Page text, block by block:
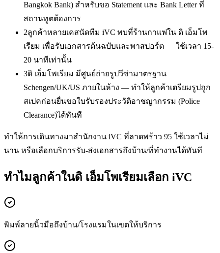
Bangkok Bank) สำหรับขอ Statement และ Bank Letter ที่
สถานทูตต้องการ
2ลูกค้าหลายเคสนัดทีม iVC พบที่ร้านกาแฟใน ดิ เอ็มโพ
เรียม เพื่อรับเอกสารต้นฉบับและพาสปอร์ต — ใช้เวลา 15-
20 นาทีเท่านั้น
3ดิ เอ็มโพเรียม มีศูนย์ถ่ายรูปวีซ่ามาตรฐาน
Schengen/UK/US ภายในห้าง — ทำให้ลูกค้าเตรียมรูปถูก
สเปคก่อนยื่นขอใบรับรองประวัติอาชญากรรม (Police
Clearance)ได้ทันที
ทำให้การเดินทางมาสำนักงาน iVC ที่ลาดพร้าว 95 ใช้เวลาไม่
นาน หรือเลือกบริการรับ-ส่งเอกสารถึงบ้าน/ที่ทำงานได้ทันที
ทำไมลูกค้าในดิ เอ็มโพเรียมเลือก iVC
พิมพ์ลายนิ้วมือถึงบ้าน/โรงแรมในเขตให้บริการ